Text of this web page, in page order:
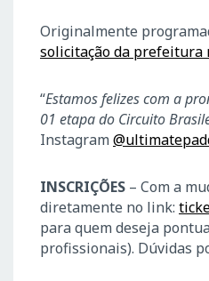
Originalmente
solicitação da prefeitura
“Estamos felizes com a
01 etapa do Circuito
Instagram
INSCRIÇÕES – Com a
diretamente no link:
para quem deseja
profissionais). Dúvidas